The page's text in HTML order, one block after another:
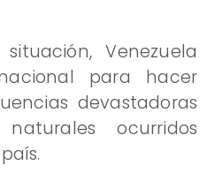
Venezuela
para hacer
devastadoras
ocurridos